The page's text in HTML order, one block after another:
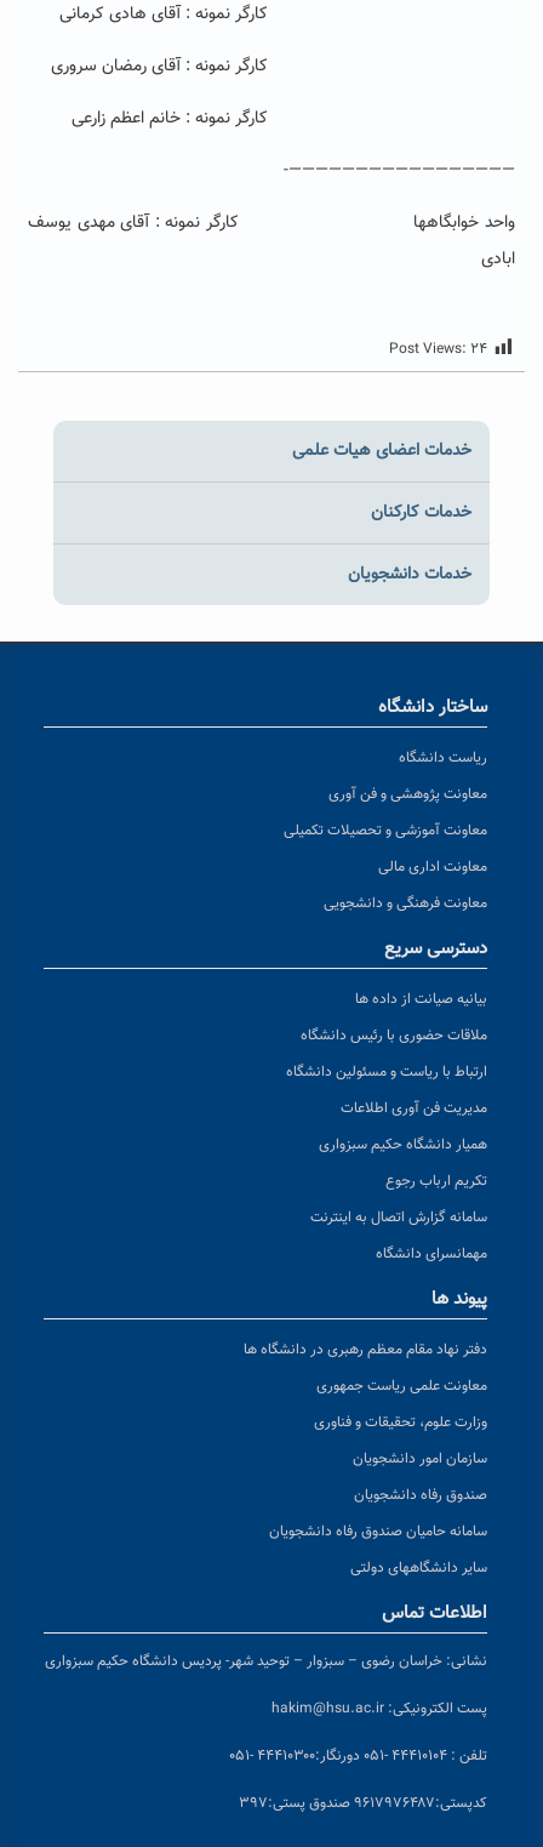
کارگر نمونه : آقای هادی کرمانی
کارگر نمونه : آقای رمضان سروری
کارگر نمونه : خانم اعظم زارعی
—————————————————-
واحد خوابگاهها کارگر نمونه : آقای مهدی یوسف
ابادی
Post Views: ۲۴
خدمات اعضای هیات علمی
خدمات کارکنان
خدمات دانشجویان
ساختار دانشگاه
ریاست دانشگاه
معاونت پژوهشی و فن آوری
معاونت آموزشی و تحصیلات تکمیلی
معاونت اداری مالی
معاونت فرهنگی و دانشجویی
دسترسی سریع
بیانیه صیانت از داده ها
ملاقات حضوری با رئیس دانشگاه
ارتباط با ریاست و مسئولین دانشگاه
مدیریت فن آوری اطلاعات
همیار دانشگاه حکیم سبزواری
تکریم ارباب رجوع
سامانه گزارش اتصال به اینترنت
مهمانسرای دانشگاه
پیوند ها
دفتر نهاد مقام معظم رهبری در دانشگاه ها
معاونت علمی ریاست جمهوری
وزارت علوم، تحقیقات و فناوری
سازمان امور دانشجویان
صندوق رفاه دانشجویان
سامانه حامیان صندوق رفاه دانشجویان
سایر دانشگاههای دولتی
اطلاعات تماس
نشانی: خراسان رضوی – سبزوار – توحید شهر- پردیس دانشگاه حکیم سبزواری
پست الکترونیکی: hakim@hsu.ac.ir
تلفن : ۴۴۴۱۰۱۰۴ -۰۵۱ دورنگار:۴۴۴۱۰۳۰۰ -۰۵۱
کدپستی:۹۶۱۷۹۷۶۴۸۷ صندوق پستی:۳۹۷